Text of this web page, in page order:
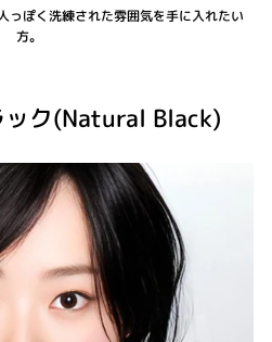
っぽく洗練された雰囲気を手に入れたい
方。
ック(Natural Black)